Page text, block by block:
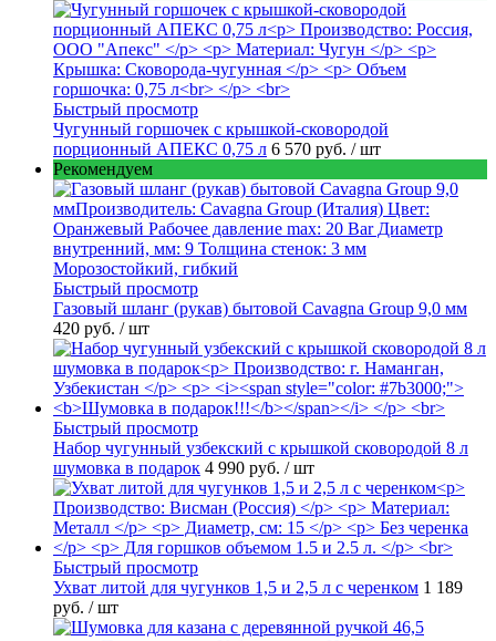
Быстрый просмотр
Чугунный горшочек с крышкой-сковородой
порционный АПЕКС 0,75 л 6 570 руб. / шт
Рекомендуем
Быстрый просмотр
Газовый шланг (рукав) бытовой Cavagna Group 9,0 мм
420 руб. / шт
Быстрый просмотр
Набор чугунный узбекский с крышкой сковородой 8 л
шумовка в подарок 4 990 руб. / шт
Быстрый просмотр
Ухват литой для чугунков 1,5 и 2,5 л с черенком 1 189
руб. / шт